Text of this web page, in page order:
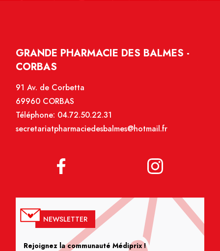
GRANDE PHARMACIE DES BALMES -
CORBAS
91 Av. de Corbetta
69960 CORBAS
Téléphone: 04.72.50.22.31
secretariatpharmaciedesbalmes@hotmail.fr
NEWSLETTER
Rejoignez la communauté Médiprix !